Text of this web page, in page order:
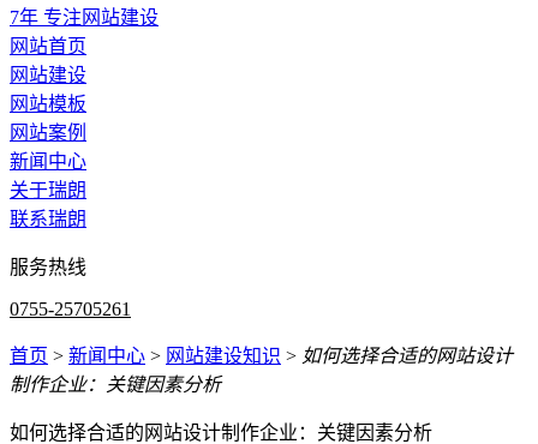
7年 专注网站建设
网站首页
网站建设
网站模板
网站案例
新闻中心
关于瑞朗
联系瑞朗
服务热线
0755-25705261
首页 > 新闻中心 > 网站建设知识 > 如何选择合适的网站设计
制作企业：关键因素分析
如何选择合适的网站设计制作企业：关键因素分析